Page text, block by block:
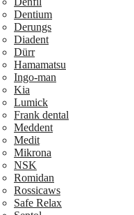
Dentium
Derungs
Diadent
Dürr
Hamamatsu
Ingo-man
Kia
Lumick
Frank dental
Meddent
Medit
Mikrona
NSK
Romidan
Rossicaws
Safe Relax